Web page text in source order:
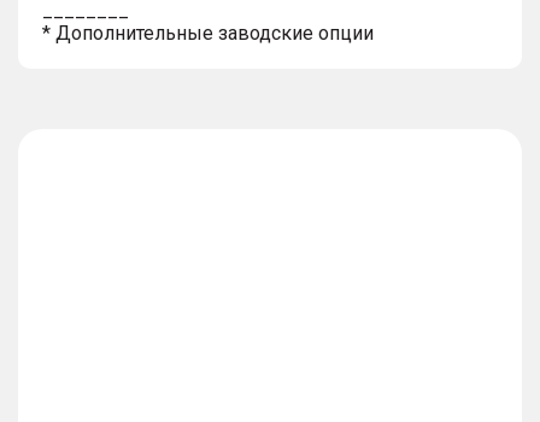
* Дополнительные заводские опции